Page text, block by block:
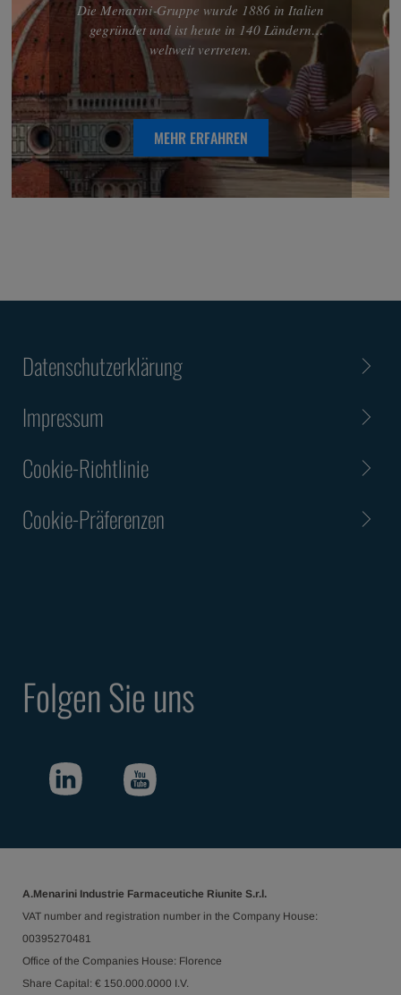
Die Menarini‑Gruppe wurde 1886 in Italien
gegründet und ist heute in 140 Ländern
weltweit vertreten.
MEHR ERFAHREN
Datenschutzerklärung
Impressum
Cookie-Richtlinie
Cookie-Präferenzen
Folgen Sie uns
A.Menarini Industrie Farmaceutiche Riunite S.r.l.
VAT number and registration number in the Company House:
00395270481
Office of the Companies House: Florence
Share Capital: € 150.000.0000 I.V.